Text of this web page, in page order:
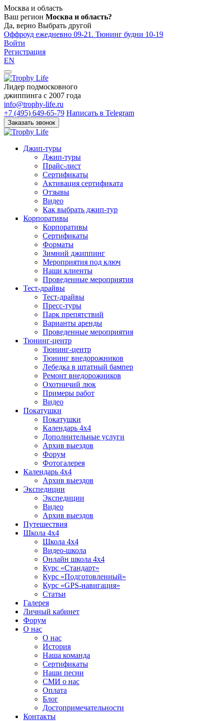
Москва и область
Ваш регион Москва и область?
Да, верно Выбрать другой
Оффроуд ежедневно 09-21. Тюнинг будни 10-19
Войти
Регистрация
EN
Лидер подмосковного
джиппинга c 2007 года
info@trophy-life.ru
+7 (495) 649-65-79 Написать в Telegram
Заказать звонок
Джип-туры
Джип-туры
Прайс-лист
Сертификаты
Активация сертификата
Отзывы
Видео
Как выбрать джип-тур
Корпоративы
Корпоративы
Сертификаты
Форматы
Зимний джиппинг
Мероприятия под ключ
Наши клиенты
Проведенные мероприятия
Тест-драйвы
Тест-драйвы
Пресс-туры
Парк препятствий
Варианты аренды
Проведенные мероприятия
Тюнинг-центр
Тюнинг-центр
Тюнинг внедорожников
Лебедка в штатный бампер
Ремонт внедорожников
Охотничий люк
Примеры работ
Видео
Покатушки
Покатушки
Календарь 4х4
Дополнительные услуги
Архив выездов
Форум
Фотогалерея
Календарь 4х4
Архив выездов
Экспедиции
Экспедиции
Видео
Архив выездов
Путешествия
Школа 4х4
Школа 4х4
Видео-школа
Онлайн школа 4х4
Курс «Стандарт»
Курс «Подготовленный»
Курс «GPS-навигация»
Статьи
Галерея
Личный кабинет
Форум
О нас
О нас
История
Наша команда
Сертификаты
Наши песни
СМИ о нас
Оплата
Блог
Достопримечательности
Контакты